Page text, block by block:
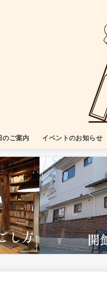
のご案内 イベントのお知らせ